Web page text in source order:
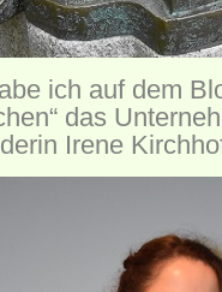
ich auf dem
das
Irene